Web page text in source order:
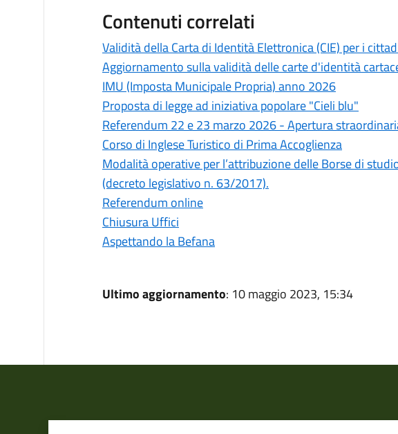
Contenuti correlati
Validità della Carta di Identità Elettronica (CIE) per i
Aggiornamento sulla validità delle carte d'identità
IMU (Imposta Municipale Propria) anno 2026
Proposta di legge ad iniziativa popolare "Cieli blu"
Referendum 22 e 23 marzo 2026 - Apertura
Corso di Inglese Turistico di Prima Accoglienza
Modalità operative per l’attribuzione delle Borse di
(decreto legislativo n. 63/2017).
Referendum online
Chiusura Uffici
Aspettando la Befana
Ultimo aggiornamento: 10 maggio 2023, 15:34